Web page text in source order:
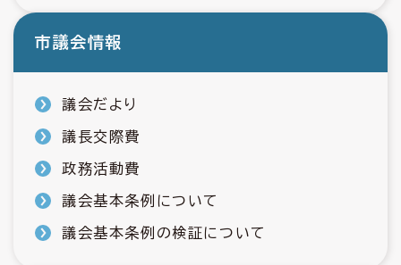
市議会情報
議会だより
議長交際費
政務活動費
議会基本条例について
議会基本条例の検証について